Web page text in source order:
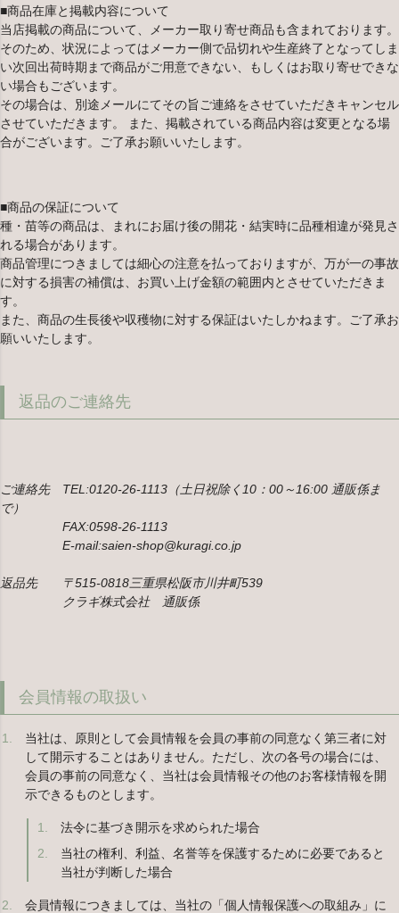
■商品在庫と掲載内容について
当店掲載の商品について、メーカー取り寄せ商品も含まれております。
そのため、状況によってはメーカー側で品切れや生産終了となってしま
い次回出荷時期まで商品がご用意できない、もしくはお取り寄せできな
い場合もございます。
その場合は、別途メールにてその旨ご連絡をさせていただきキャンセル
させていただきます。 また、掲載されている商品内容は変更となる場
合がございます。ご了承お願いいたします。
■商品の保証について
種・苗等の商品は、まれにお届け後の開花・結実時に品種相違が発見さ
れる場合があります。
商品管理につきましては細心の注意を払っておりますが、万が一の事故
に対する損害の補償は、お買い上げ金額の範囲内とさせていただきま
す。
また、商品の生長後や収穫物に対する保証はいたしかねます。ご了承お
願いいたします。
返品のご連絡先
ご連絡先 TEL:0120-26-1113（土日祝除く10：00～16:00 通販係ま
で）
FAX:0598-26-1113
E-mail:saien-shop@kuragi.co.jp
返品先 〒515-0818三重県松阪市川井町539
クラギ株式会社 通販係
会員情報の取扱い
当社は、原則として会員情報を会員の事前の同意なく第三者に対
して開示することはありません。ただし、次の各号の場合には、
会員の事前の同意なく、当社は会員情報その他のお客様情報を開
示できるものとします。
法令に基づき開示を求められた場合
当社の権利、利益、名誉等を保護するために必要であると
当社が判断した場合
会員情報につきましては、当社の「個人情報保護への取組み」に